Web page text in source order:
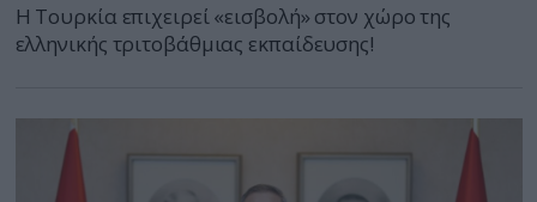
Η Τουρκία επιχειρεί «εισβολή» στον χώρο της
ελληνικής τριτοβάθμιας εκπαίδευσης!